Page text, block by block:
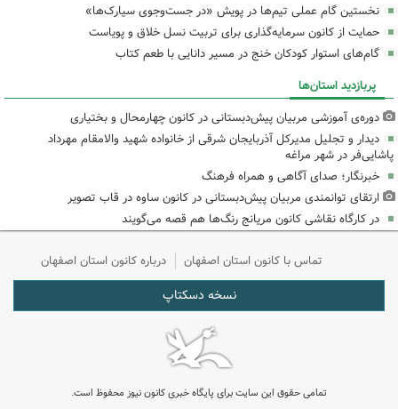
نخستین گام عملی تیم‌ها در پویش «در جست‌وجوی سیارک‌ها»
حمایت از کانون سرمایه‌گذاری برای تربیت نسل خلاق و پویاست
گام‌های استوار کودکان خنج در مسیر دانایی با طعم کتاب
پربازدید استان‌ها
دوره‌ی آموزشی مربیان پیش‌دبستانی در کانون چهارمحال و بختیاری
دیدار و تجلیل مدیرکل آذربایجان شرقی از خانواده شهید والامقام مهرداد
پاشایی‌فر در شهر مراغه
خبرنگار؛ صدای آگاهی و همراه فرهنگ
ارتقای توانمندی مربیان پیش‌دبستانی در کانون ساوه در قاب تصویر
در کارگاه نقاشی کانون مریانج رنگ‌ها هم قصه می‌گویند
تماس با کانون استان اصفهان درباره کانون استان اصفهان
نسخه دسکتاپ
تمامی حقوق این سایت برای پایگاه خبری کانون نیوز محفوظ است.